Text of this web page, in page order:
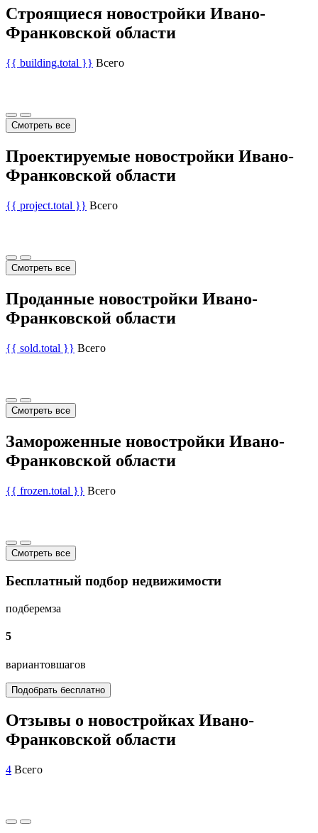
Строящиеся новостройки Ивано-
Франковской области
{{ building.total }} Всего
Смотреть все
Проектируемые новостройки Ивано-
Франковской области
{{ project.total }} Всего
Смотреть все
Проданные новостройки Ивано-
Франковской области
{{ sold.total }} Всего
Смотреть все
Замороженные новостройки Ивано-
Франковской области
{{ frozen.total }} Всего
Смотреть все
Бесплатный подбор недвижимости
подберемза
5
вариантовшагов
Подобрать бесплатно
Отзывы о новостройках Ивано-
Франковской области
4 Всего